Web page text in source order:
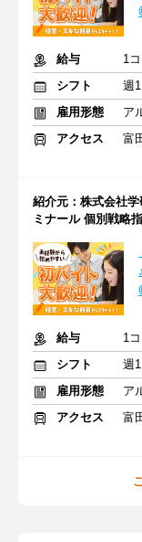
給与
1
シフト
週
雇用形態
ア
アクセス
富
紹介元：株式会社
ミナール 個別戦略
給与
1
シフト
週
雇用形態
ア
アクセス
富